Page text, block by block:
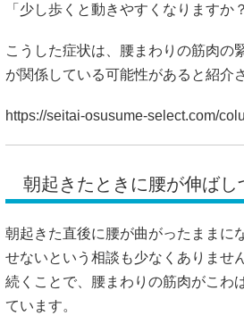
「少し歩くと動きやすくなりますか
こうした症状は、腰まわりの筋肉の
が関係している可能性があると紹介
https://seitai-osusume-select.com/
朝起きたときに腰が伸ばし
朝起きた直後に腰が曲がったままに
せないという相談も少なくありませ
続くことで、腰まわりの筋肉がこわ
ています。